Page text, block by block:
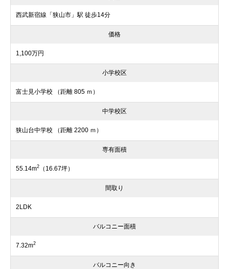
西武新宿線「狭山市」駅 徒歩14分
価格
1,100万円
小学校区
富士見小学校 （距離 805 ｍ）
中学校区
狭山台中学校 （距離 2200 ｍ）
専有面積
55.14m2 （16.67坪）
間取り
2LDK
バルコニー面積
7.32m2
バルコニー向き